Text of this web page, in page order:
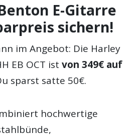
E-Gitarre
sichern!
im Angebot: Die Harley
EB OCT istvon 349€ auf
sparst satte 50€.
hochwertige